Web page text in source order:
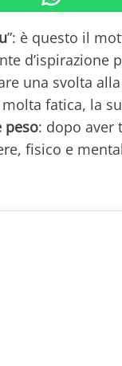
”: è questo il
d’ispirazione
una svolta
fatica, la
peso: dopo aver
fisico e